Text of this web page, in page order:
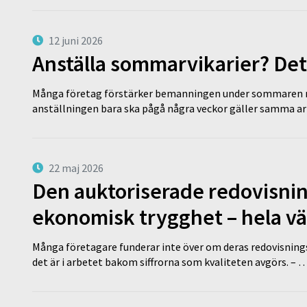
12 juni 2026
Anställa sommarvikarier?
Många företag förstärker bemanningen under
anställningen bara ska pågå några veckor gäller samma
22 maj 2026
Den auktoriserade
ekonomisk trygghet – hela
Många företagare funderar inte över om deras
det är i arbetet bakom siffrorna som kvaliteten avgörs. –